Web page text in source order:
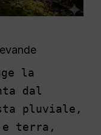
la
dal
pluviale,
e terra,